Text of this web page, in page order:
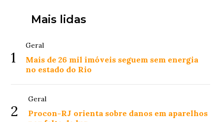
Mais lidas
1
Geral
Mais de 26 mil imóveis seguem sem energia
no estado do Rio
2
Geral
Procon-RJ orienta sobre danos em aparelhos